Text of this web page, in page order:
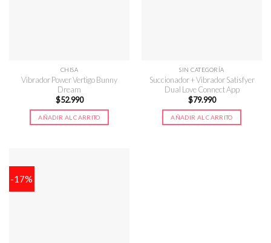
CHISA
Vibrador Power Vertigo Bunny
Dream
$52.990
AÑADIR AL CARRITO
SIN CATEGORÍA
Succionador + Vibrador Satisfyer
Dual Love Connect App
$79.990
AÑADIR AL CARRITO
-17%